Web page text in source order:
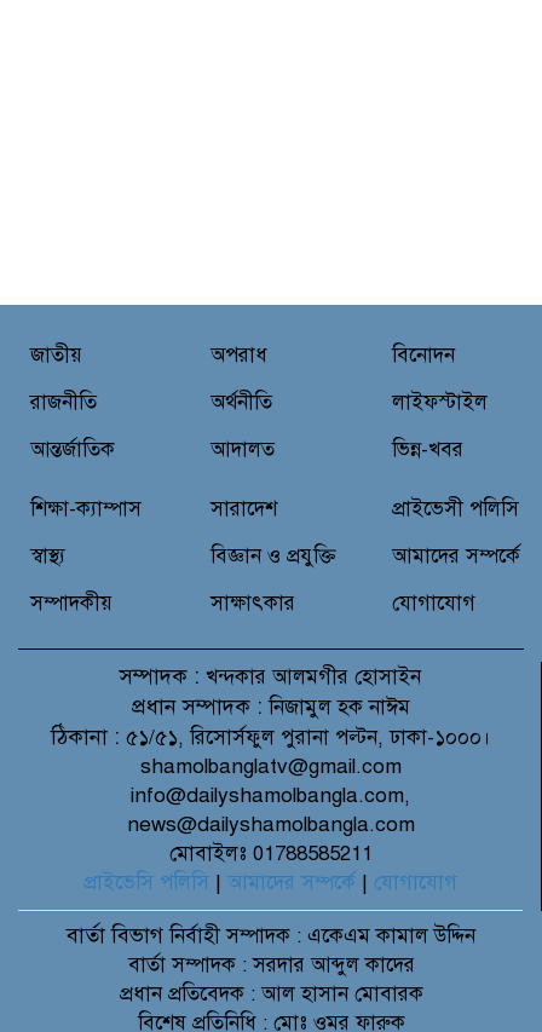
জাতীয়
রাজনীতি
আন্তর্জাতিক
অপরাধ
অর্থনীতি
আদালত
বিনোদন
লাইফস্টাইল
ভিন্ন-খবর
শিক্ষা-ক্যাম্পাস
স্বাস্থ্য
সম্পাদকীয়
সারাদেশ
বিজ্ঞান ও প্রযুক্তি
সাক্ষাৎকার
প্রাইভেসী পলিসি
আমাদের সম্পর্কে
যোগাযোগ
সম্পাদক : খন্দকার আলমগীর হোসাইন
প্রধান সম্পাদক : নিজামুল হক নাঈম
ঠিকানা : ৫১/৫১, রিসোর্সফুল পুরানা পল্টন, ঢাকা-১০০০।
shamolbanglatv@gmail.com
info@dailyshamolbangla.com,
news@dailyshamolbangla.com
মোবাইলঃ 01788585211
প্রাইভেসি পলিসি | আমাদের সম্পর্কে | যোগাযোগ
বার্তা বিভাগনির্বাহী সম্পাদক : একেএম কামাল উদ্দিন
বার্তা সম্পাদক : সরদার আব্দুল কাদের
প্রধান প্রতিবেদক : আল হাসান মোবারক
বিশেষ প্রতিনিধি : মোঃ ওমর ফারুক